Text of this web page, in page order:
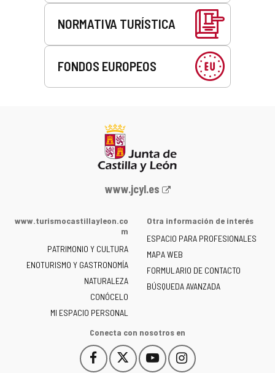
NORMATIVA TURÍSTICA
FONDOS EUROPEOS
Portal
la
de
Castilla
y
León
-
www.jcyl.es
www.turismocastillayleon.co
m
PATRIMONIO Y CULTURA
ENOTURISMO Y GASTRONOMÍA
NATURALEZA
CONÓCELO
MI ESPACIO PERSONAL
Otra información de interés
ESPACIO PARA PROFESIONALES
MAPA WEB
FORMULARIO DE CONTACTO
BÚSQUEDA AVANZADA
Conecta con nosotros en
Facebook
Este
Este
YouTube
Este
Instagram
Este